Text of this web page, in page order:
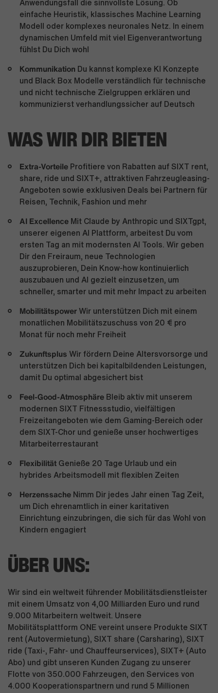
Anwendungsfall die sinnvollste Lösung. Ob
einfache Heuristik, klassisches Machine Learning
Modell oder komplexes neuronales Netz. In einem
dynamischen Umfeld mit viel Eigenverantwortung
fühlst Du Dich wohl
Kommunikation Du kannst komplexe KI Konzepte
und Black Box Modelle verständlich für technische
und nicht technische Zielgruppen erklären und
kommunizierst verhandlungssicher auf Deutsch
WAS WIR DIR BIETEN
Extra-Vorteile Profitiere von Rabatten auf SIXT rent,
share, ride und SIXT+, attraktiven Fahrzeugleasing-
Angeboten sowie exklusiven Deals bei Partnern für
Reisen, Technik, Fashion und mehr
AI Excellence Mit Claude by Anthropic und SIXTgpt,
unserer eigenen AI Plattform, arbeitest Du vom
ersten Tag an mit modernsten AI Tools. Wir geben
Dir den Freiraum, neue Technologien
auszuprobieren, Dein Know-how kontinuierlich
auszubauen und AI gezielt einzusetzen, um
schneller, smarter und mit mehr Impact zu arbeiten
Mobilitätspower Wir unterstützen Dich mit einem
monatlichen Mobilitätszuschuss von 20 € pro
Monat für noch mehr Freiheit
Zukunftsplus Wir fördern Deine Altersvorsorge und
unterstützen Dich bei kapitalbildenden Leistungen,
damit Du optimal abgesichert bist
Feel-Good-Atmosphäre Bleib aktiv mit unserem
modernen SIXT Fitnessstudio, vielfältigen
Freizeitangeboten wie dem Gaming-Bereich oder
dem SIXT-Chor und genieße unser hochwertiges
Mitarbeiterrestaurant
Flexibilität Genieße 20 Tage Urlaub und ein
hybrides Arbeitsmodell mit flexiblen Zeiten
Herzenssache Nimm Dir jedes Jahr einen Tag Zeit,
um Dich ehrenamtlich in einer karitativen
Einrichtung einzubringen, die sich für das Wohl von
Kindern engagiert
ÜBER UNS:
Wir sind ein weltweit führender Mobilitätsdienstleister
mit einem Umsatz von 4,00 Milliarden Euro und rund
9.000 Mitarbeitern weltweit. Unsere
Mobilitätsplattform ONE vereint unsere Produkte SIXT
rent (Autovermietung), SIXT share (Carsharing), SIXT
ride (Taxi-, Fahr- und Chauffeurservices), SIXT+ (Auto
Abo) und gibt unseren Kunden Zugang zu unserer
Flotte von 350.000 Fahrzeugen, den Services von
4.000 Kooperationspartnern und rund 5 Millionen